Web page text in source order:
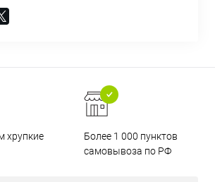
хрупкие
Более 1 000 пунктов
самовывоза по РФ